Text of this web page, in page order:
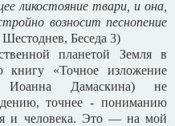
ликостояние твари, и она,
возносит песнопение
Беседа 3)
планетой Земля в
книгу «Точное изложение
Дамаскина) не
точнее - пониманию
и человека. Это — на мой